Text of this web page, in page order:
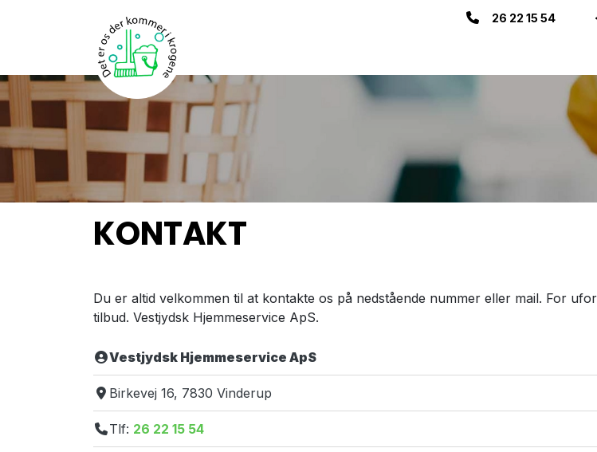
26 22 15 54
KONTAKT
Du er altid velkommen til at kontakte os på nedstående nummer eller mail. For
tilbud. Vestjydsk Hjemmeservice ApS.
Vestjydsk Hjemmeservice ApS
Birkevej 16, 7830 Vinderup
Tlf: 26 22 15 54